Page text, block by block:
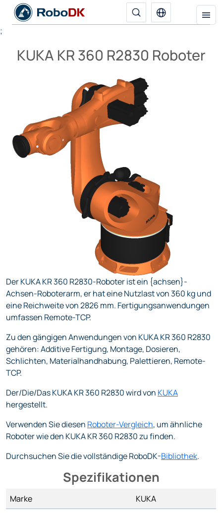
;
KUKA KR 360 R2830 Roboter
Der KUKA KR 360 R2830-Roboter ist ein {achsen}-
Achsen-Roboterarm, er hat eine Nutzlast von 360 kg und
eine Reichweite von 2826 mm. Fertigungsanwendungen
umfassen Remote-TCP.
Zu den gängigen Anwendungen von KUKA KR 360 R2830
gehören: Additive Fertigung, Montage, Dosieren,
Schlichten, Materialhandhabung, Palettieren, Remote-
TCP.
Der/Die/Das KUKA KR 360 R2830 wird von KUKA
hergestellt.
Verwenden Sie diesen Roboter-Vergleich, um ähnliche
Roboter wie den KUKA KR 360 R2830 zu finden.
Durchsuchen Sie die vollständige RoboDK-Bibliothek.
Spezifikationen
Marke
KUKA